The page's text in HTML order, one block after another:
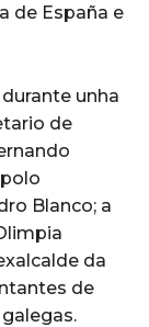
de España e
unha
de
Blanco; a
da
de